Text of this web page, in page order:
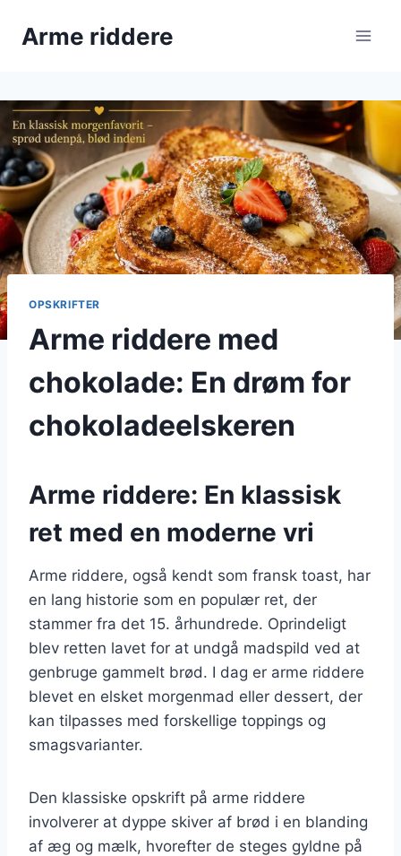
Arme riddere
OPSKRIFTER
Arme riddere med
chokolade: En drøm for
chokoladeelskeren
Arme riddere: En klassisk
ret med en moderne vri
Arme riddere, også kendt som fransk toast, har
en lang historie som en populær ret, der
stammer fra det 15. århundrede. Oprindeligt
blev retten lavet for at undgå madspild ved at
genbruge gammelt brød. I dag er arme riddere
blevet en elsket morgenmad eller dessert, der
kan tilpasses med forskellige toppings og
smagsvarianter.
Den klassiske opskrift på arme riddere
involverer at dyppe skiver af brød i en blanding
af æg og mælk, hvorefter de steges gyldne på